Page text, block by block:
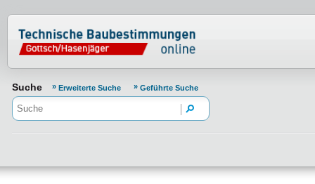
Normenportal Barrierefreiheit
Suche Erweiterte Suche Geführte Suche